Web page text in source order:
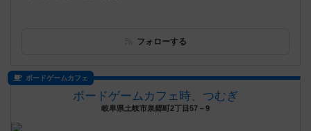
フォローする
ボードゲームカフェ
ボードゲームカフェ時、つむぎ
岐阜県土岐市泉郷町2丁目57－9